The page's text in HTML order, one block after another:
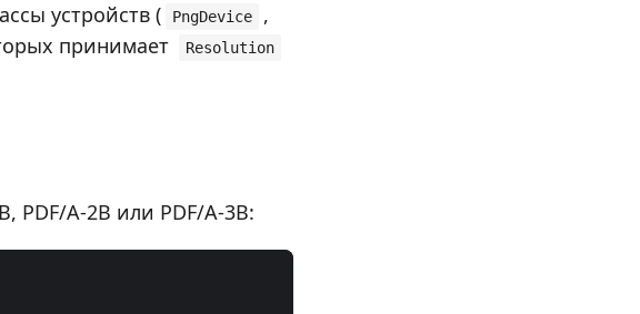
устройств ( PngDevice ,
принимает Resolution
PDF/A-2B или PDF/A-3B: